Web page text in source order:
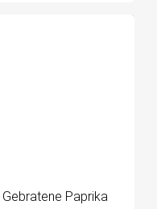
Gebratene Paprika